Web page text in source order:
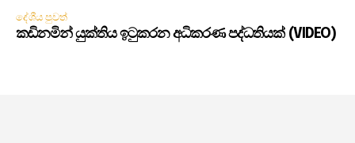
දේශීය පුවත්
කඩිනමින් යුක්තිය ඉටුකරන අධිකරණ පද්ධතියක් (VIDEO)